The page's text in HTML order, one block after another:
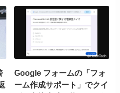
Google フォームの「フォ
ーム作成サポート」でクイ